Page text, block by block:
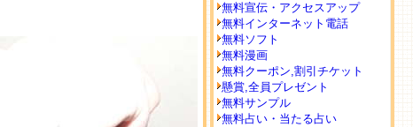
無料宣伝・アクセスアップ
無料インターネット電話
無料ソフト
無料漫画
無料クーポン,割引チケット
懸賞,全員プレゼント
無料サンプル
無料占い・当たる占い